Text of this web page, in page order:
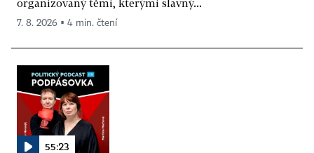
organizovaný těmi, kterými slavný...
7. 8. 2026 ▪ 4 min. čtení
55:23